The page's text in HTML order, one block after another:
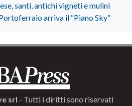
santi, antichi vigneti e mulini
arriva il “Piano Sky”
srl - Tutti i diritti sono riservati